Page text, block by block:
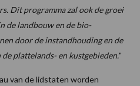
Dit programma zal ook de groei
de landbouw en de bio-
door de instandhouding en de
plattelands- en kustgebieden."
van de lidstaten worden